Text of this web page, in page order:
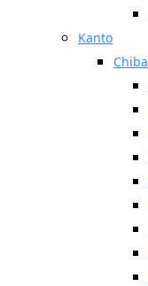
Kanto
Chiba